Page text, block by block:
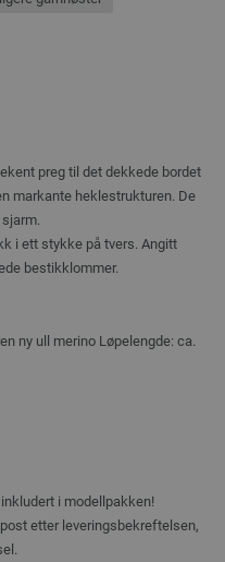
preg til det dekkede bordet
markante heklestrukturen. De
i ett stykke på tvers. Angitt
bestikklommer.
ny ull merino Løpelengde: ca.
i modellpakken!
etter leveringsbekreftelsen,